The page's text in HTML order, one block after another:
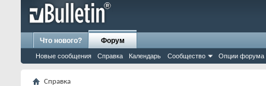
Что нового? Форум
Новые сообщения Справка Календарь Сообщество Опции форума
Справка